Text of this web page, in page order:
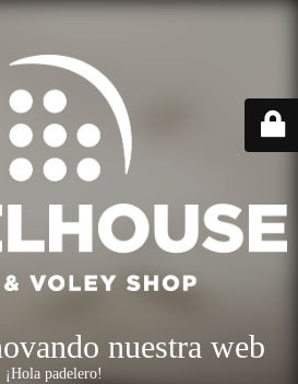
nuestra web
¡Hola padelero!